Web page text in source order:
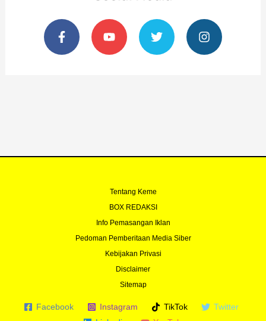
F
a
c
e
Y
o
u
t
T
w
i
t
I
n
s
t
Tentang Keme
BOX REDAKSI
Info Pemasangan Iklan
Pedoman Pemberitaan Media Siber
Kebijakan Privasi
Disclaimer
Sitemap
Facebook Instagram TikTok
Twitter